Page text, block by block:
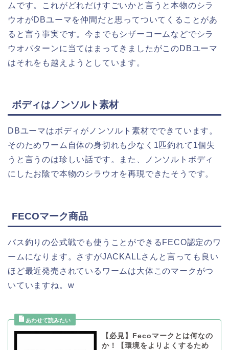
ムです。これがどれだけすごいかと言うと本物のシラ
ウオがDBユーマを仲間だと思ってついてくることがあ
ると言う事実です。今までもシザーコームなどでシラ
ウオパターンに当てはまってきましたがこのDBユーマ
はそれをも越えようとしています。
ボディはノンソルト素材
DBユーマはボディがノンソルト素材でできています。
そのためワーム自体の身切れも少なく1匹釣れて1個失
うと言うのは珍しい話です。また、ノンソルトボディ
にしたお陰で本物のシラウオを再現できたそうです。
FECOマーク商品
バス釣りの公式戦でも使うことができるFECO認定のワ
ームになります。さすがJACKALLさんと言っても良い
ほど最近発売されているワームは大体このマークがつ
いていますね。w
【必見】Fecoマークとは何なの
か！【環境をよりよくするため